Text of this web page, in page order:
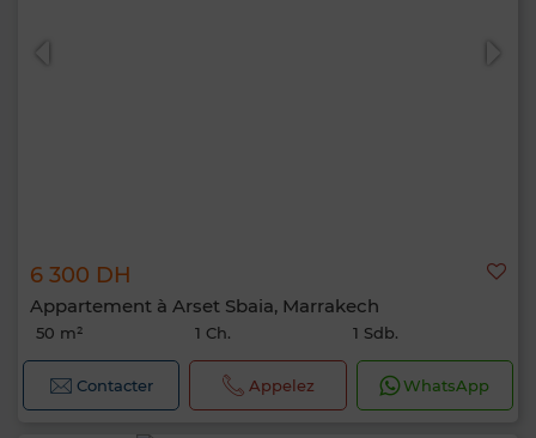
6 300 DH
Appartement à Arset Sbaia, Marrakech
50 m² 1 Ch. 1 Sdb.
Contacter Appelez WhatsApp